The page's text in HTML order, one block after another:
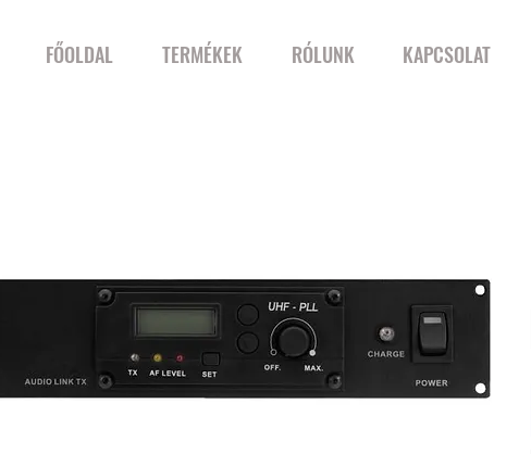
FŐOLDAL TERMÉKEK RÓLUNK KAPCSOLAT